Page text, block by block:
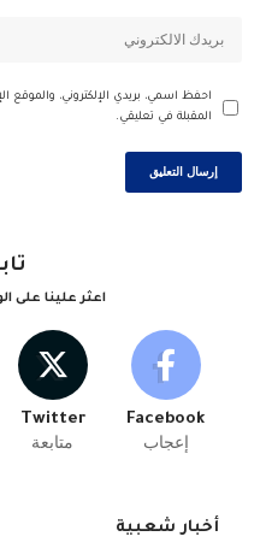
احفظ اسمي، بريدي الإلكتروني، والموقع
المقبلة في تعليقي.
اعثر علينا على
Facebook
إعجاب
Twitter
متابعة
أخبار شعبية